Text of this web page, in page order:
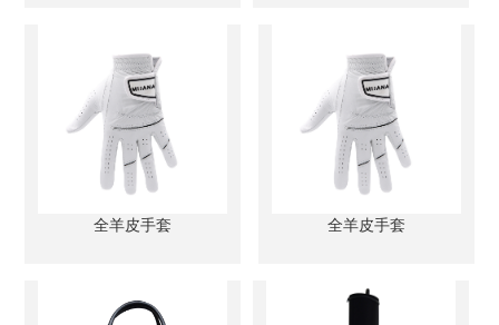
全羊皮手套 全羊皮手套